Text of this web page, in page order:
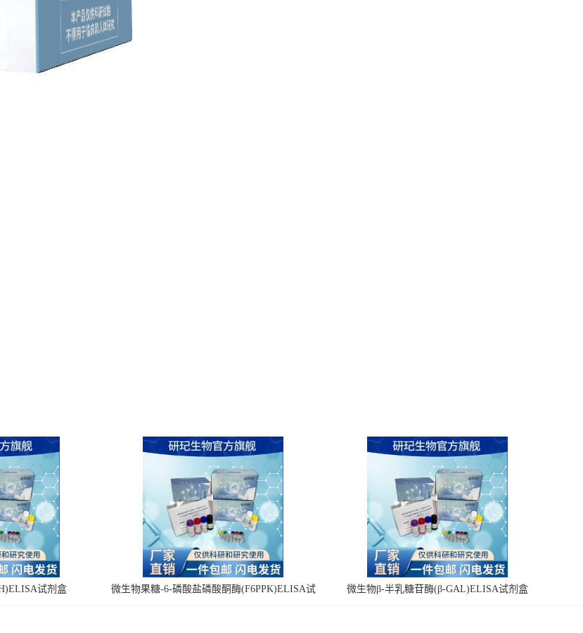
试剂盒
微生物果糖-6-磷酸盐磷酸酮酶(F6PPK)ELISA试
微生物β-半乳糖苷酶(β-GAL)ELISA试剂盒